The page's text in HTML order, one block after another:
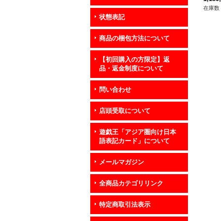
状態表記
商品の梱包方法について
【初回購入の方限定】返
品・返金制度について
問い合わせ
店頭受取について
遊戯王「アジア圏向け日本
語表記カード」について
メールマガジン
全商品カテゴリリンク
特定商取引法表示
在庫数